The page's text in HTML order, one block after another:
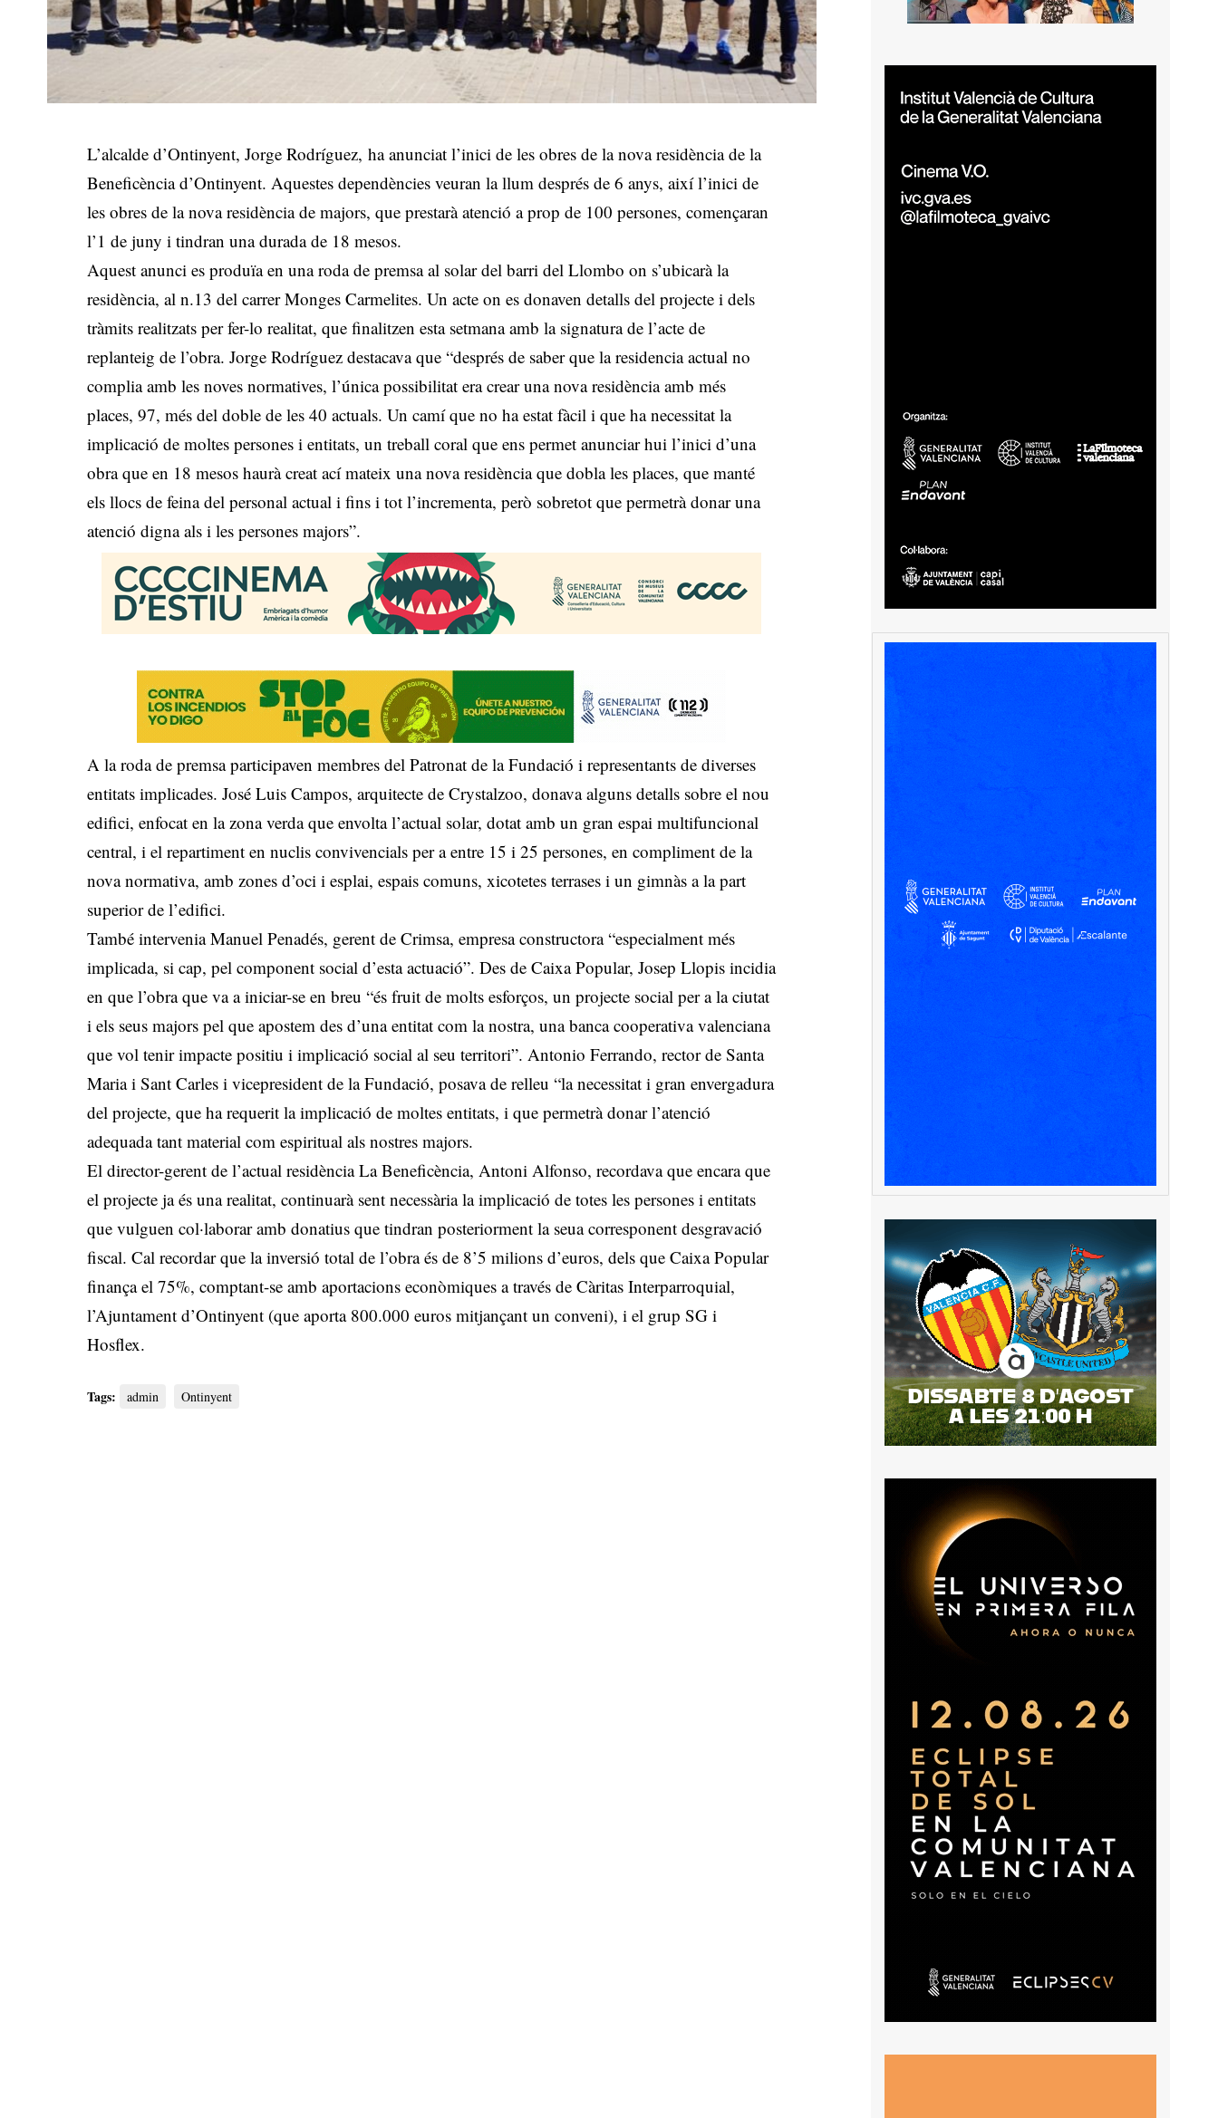
L’alcalde d’Ontinyent, Jorge Rodríguez, ha anunciat l’inici de les obres de la nova residència de la
Beneficència d’Ontinyent. Aquestes dependències veuran la llum després de 6 anys, així l’inici de
les obres de la nova residència de majors, que prestarà atenció a prop de 100 persones, començaran
l’1 de juny i tindran una durada de 18 mesos.
Aquest anunci es produïa en una roda de premsa al solar del barri del Llombo on s’ubicarà la
residència, al n.13 del carrer Monges Carmelites. Un acte on es donaven detalls del projecte i dels
tràmits realitzats per fer-lo realitat, que finalitzen esta setmana amb la signatura de l’acte de
replanteig de l’obra. Jorge Rodríguez destacava que “després de saber que la residencia actual no
complia amb les noves normatives, l’única possibilitat era crear una nova residència amb més
places, 97, més del doble de les 40 actuals. Un camí que no ha estat fàcil i que ha necessitat la
implicació de moltes persones i entitats, un treball coral que ens permet anunciar hui l’inici d’una
obra que en 18 mesos haurà creat ací mateix una nova residència que dobla les places, que manté
els llocs de feina del personal actual i fins i tot l’incrementa, però sobretot que permetrà donar una
atenció digna als i les persones majors”.
A la roda de premsa participaven membres del Patronat de la Fundació i representants de diverses
entitats implicades. José Luis Campos, arquitecte de Crystalzoo, donava alguns detalls sobre el nou
edifici, enfocat en la zona verda que envolta l’actual solar, dotat amb un gran espai multifuncional
central, i el repartiment en nuclis convivencials per a entre 15 i 25 persones, en compliment de la
nova normativa, amb zones d’oci i esplai, espais comuns, xicotetes terrases i un gimnàs a la part
superior de l’edifici.
També intervenia Manuel Penadés, gerent de Crimsa, empresa constructora “especialment més
implicada, si cap, pel component social d’esta actuació”. Des de Caixa Popular, Josep Llopis incidia
en que l’obra que va a iniciar-se en breu “és fruit de molts esforços, un projecte social per a la ciutat
i els seus majors pel que apostem des d’una entitat com la nostra, una banca cooperativa valenciana
que vol tenir impacte positiu i implicació social al seu territori”. Antonio Ferrando, rector de Santa
Maria i Sant Carles i vicepresident de la Fundació, posava de relleu “la necessitat i gran envergadura
del projecte, que ha requerit la implicació de moltes entitats, i que permetrà donar l’atenció
adequada tant material com espiritual als nostres majors.
El director-gerent de l’actual residència La Beneficència, Antoni Alfonso, recordava que encara que
el projecte ja és una realitat, continuarà sent necessària la implicació de totes les persones i entitats
que vulguen col·laborar amb donatius que tindran posteriorment la seua corresponent desgravació
fiscal. Cal recordar que la inversió total de l’obra és de 8’5 milions d’euros, dels que Caixa Popular
finança el 75%, comptant-se amb aportacions econòmiques a través de Càritas Interparroquial,
l’Ajuntament d’Ontinyent (que aporta 800.000 euros mitjançant un conveni), i el grup SG i
Hosflex.
Tags: admin Ontinyent